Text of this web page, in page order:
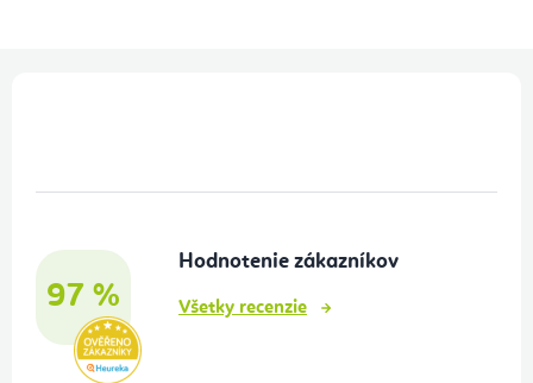
97 %
Hodnotenie zákazníkov
Všetky recenzie